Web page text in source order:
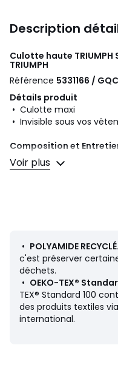
Description
Culotte haute TRIUMPH
TRIUMPH
Référence 5331166 /
Détails produit
• Culotte maxi
• Invisible sous vos
Composition et
• 51% polyamide, 49%
• Polyamide recyclé au
Couleurs Bleu Océan
Tailles 38 FR - 36 EU, 40
42 EU, 46 FR - 44 EU, 48
Voir plus
• POLYAMIDE RECYCLÉ.
c'est préserver
déchets.
• OEKO-TEX®
TEX® Standard 100
des produits textiles
international.